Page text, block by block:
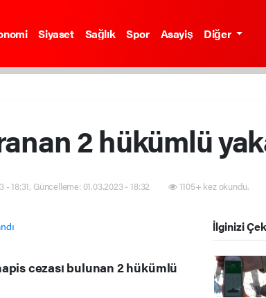
Siyaset Sağlık Spor Asayiş Diğer
2 hükümlü
18:31, Güncelleme: 01.03.2023 - 18:32 1105+ kez okundu.
cezası bulunan 2 hükümlü
İlginizi